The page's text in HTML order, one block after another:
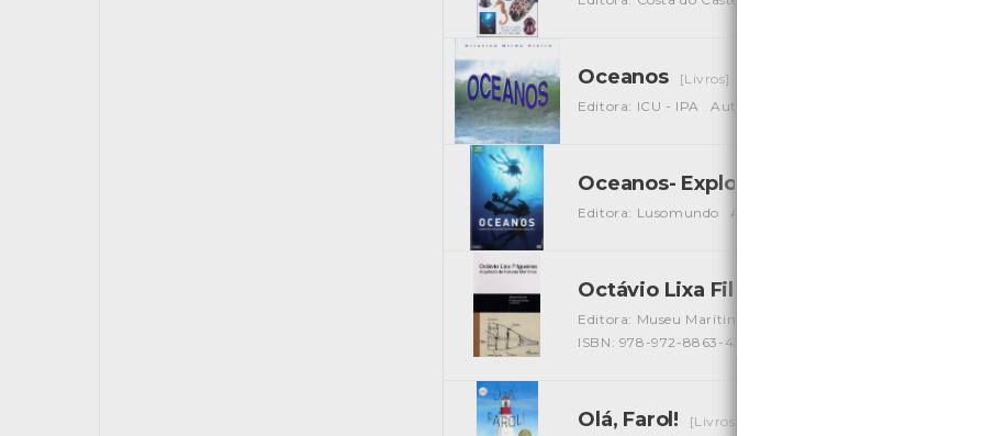
Oceanos
[Livros]
Editora: ICU - IPA
Autor: Cristina Girão Vieira
Oceanos- Explorando os segredos do
Editora: Lusomundo
Autor: BBC Earth
Octávio Lixa Filgueiras - arquitecto de
Editora: Museu Marítimo de Ílhavo
ISBN: 978-972-8863-43-2
Olá, Farol!
[Livros]